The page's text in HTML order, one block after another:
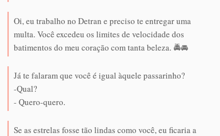
Oi, eu trabalho no Detran e preciso te entregar uma
multa. Você excedeu os limites de velocidade dos
batimentos do meu coração com tanta beleza. 🚔🚘
Já te falaram que você é igual àquele passarinho?
-Qual?
- Quero-quero.
Se as estrelas fosse tão lindas como você, eu ficaria a